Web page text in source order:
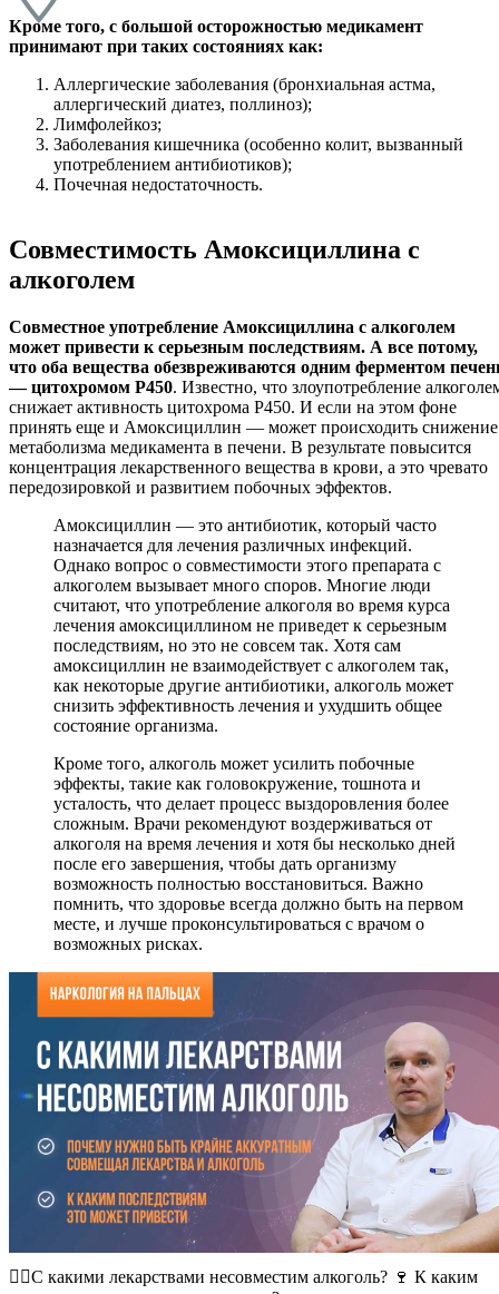
Кроме того, с большой осторожностью медикамент
принимают при таких состояниях как:
Аллергические заболевания (бронхиальная астма,
аллергический диатез, поллиноз);
Лимфолейкоз;
Заболевания кишечника (особенно колит, вызванный
употреблением антибиотиков);
Почечная недостаточность.
Совместимость Амоксициллина с
алкоголем
Совместное употребление Амоксициллина с алкоголем
может привести к серьезным последствиям. А все потому,
что оба вещества обезвреживаются одним ферментом
— цитохромом Р450. Известно, что злоупотребление
снижает активность цитохрома Р450. И если на этом фоне
принять еще и Амоксициллин — может происходить снижение
метаболизма медикамента в печени. В результате повысится
концентрация лекарственного вещества в крови, а это чревато
передозировкой и развитием побочных эффектов.
Амоксициллин — это антибиотик, который часто
назначается для лечения различных инфекций.
Однако вопрос о совместимости этого препарата с
алкоголем вызывает много споров. Многие люди
считают, что употребление алкоголя во время курса
лечения амоксициллином не приведет к серьезным
последствиям, но это не совсем так. Хотя сам
амоксициллин не взаимодействует с алкоголем так,
как некоторые другие антибиотики, алкоголь может
снизить эффективность лечения и ухудшить общее
состояние организма.
Кроме того, алкоголь может усилить побочные
эффекты, такие как головокружение, тошнота и
усталость, что делает процесс выздоровления более
сложным. Врачи рекомендуют воздерживаться от
алкоголя на время лечения и хотя бы несколько дней
после его завершения, чтобы дать организму
возможность полностью восстановиться. Важно
помнить, что здоровье всегда должно быть на первом
месте, и лучше проконсультироваться с врачом о
возможных рисках.
👨‍⚕️С какими лекарствами несовместим алкоголь? 🍷 К каким